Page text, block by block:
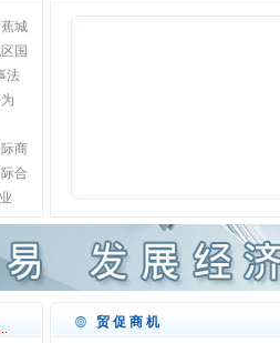
城
国
法
商
合
贸促商机